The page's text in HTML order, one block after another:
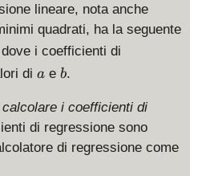
b
et
a
X
lineare, nota anche
quadrati, ha la seguente
i coefficienti di
di a
a e b
b.
calcolare i coefficienti di
di regressione sono
di regressione come